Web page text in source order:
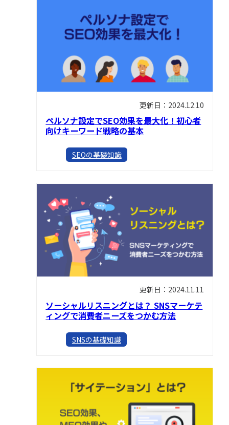
更新日：2024.12.10
ペルソナ設定でSEO効果を最大化！初心者
向けキーワード戦略の基本
SEOの基礎知識
更新日：2024.11.11
ソーシャルリスニングとは？ SNSマーケテ
ィングで消費者ニーズをつかむ方法
SNSの基礎知識